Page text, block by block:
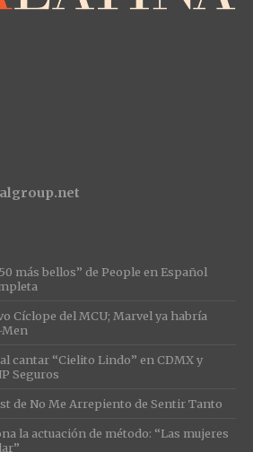
más bellos” de People en Español
Cíclope del MCU; Marvel ya habría
cantar “Cielito Lindo” en CDMX y
Seguros
de No Me Arrepiento de Sentir Tanto
la actuación de método: “Las mujeres